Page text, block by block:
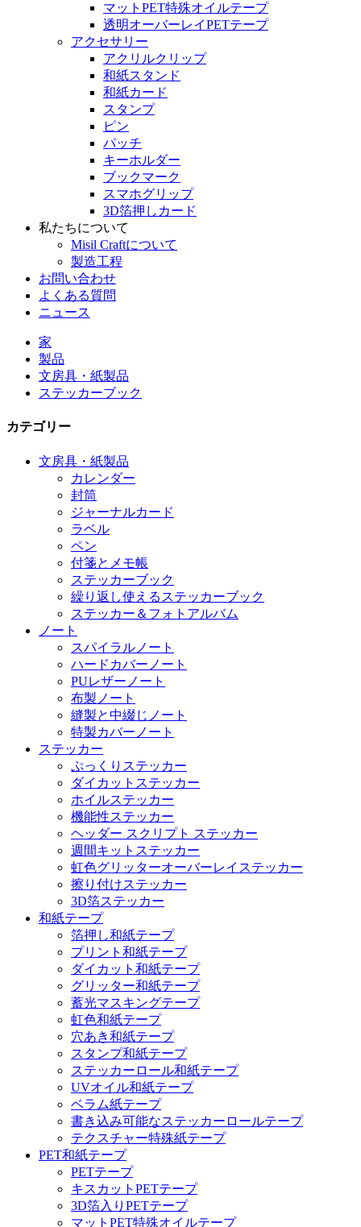
マットPET特殊オイルテープ
透明オーバーレイPETテープ
アクセサリー
アクリルクリップ
和紙スタンド
和紙カード
スタンプ
ピン
パッチ
キーホルダー
ブックマーク
スマホグリップ
3D箔押しカード
私たちについて
Misil Craftについて
製造工程
お問い合わせ
よくある質問
ニュース
家
製品
文房具・紙製品
ステッカーブック
カテゴリー
文房具・紙製品
カレンダー
封筒
ジャーナルカード
ラベル
ペン
付箋とメモ帳
ステッカーブック
繰り返し使えるステッカーブック
ステッカー＆フォトアルバム
ノート
スパイラルノート
ハードカバーノート
PUレザーノート
布製ノート
縫製と中綴じノート
特製カバーノート
ステッカー
ぷっくりステッカー
ダイカットステッカー
ホイルステッカー
機能性ステッカー
ヘッダー スクリプト ステッカー
週間キットステッカー
虹色グリッターオーバーレイステッカー
擦り付けステッカー
3D箔ステッカー
和紙テープ
箔押し和紙テープ
プリント和紙テープ
ダイカット和紙テープ
グリッター和紙テープ
蓄光マスキングテープ
虹色和紙テープ
穴あき和紙テープ
スタンプ和紙テープ
ステッカーロール和紙テープ
UVオイル和紙テープ
ベラム紙テープ
書き込み可能なステッカーロールテープ
テクスチャー特殊紙テープ
PET和紙テープ
PETテープ
キスカットPETテープ
3D箔入りPETテープ
マットPET特殊オイルテープ